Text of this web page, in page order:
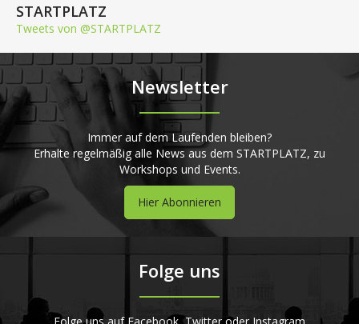
STARTPLATZ
Tweets von @STARTPLATZ
Newsletter
Immer auf dem Laufenden bleiben?
Erhalte regelmäßig alle News aus dem STARTPLATZ, zu
Workshops und Events.
Hier Abonnieren
Folge uns